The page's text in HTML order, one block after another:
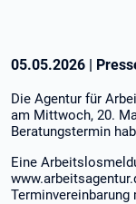
05.05.2026 |
Die Agentur für
am Mittwoch, 20.
Beratungstermin
Eine
Terminvereinbarung